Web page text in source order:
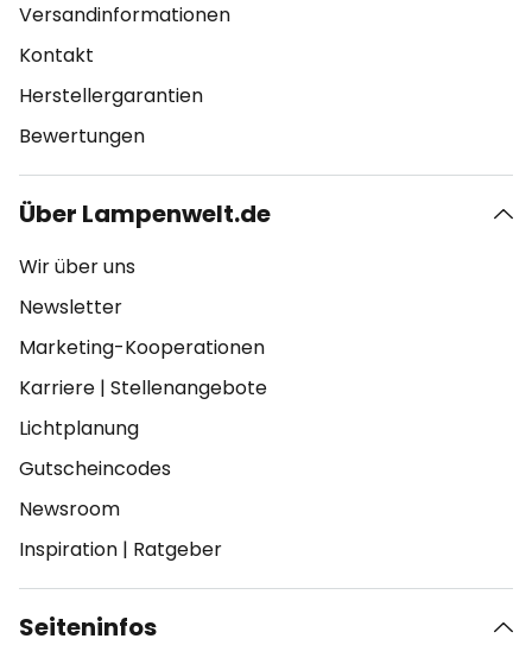
Versandinformationen
Kontakt
Herstellergarantien
Bewertungen
Über Lampenwelt.de
Wir über uns
Newsletter
Marketing-Kooperationen
Karriere | Stellenangebote
Lichtplanung
Gutscheincodes
Newsroom
Inspiration | Ratgeber
Seiteninfos